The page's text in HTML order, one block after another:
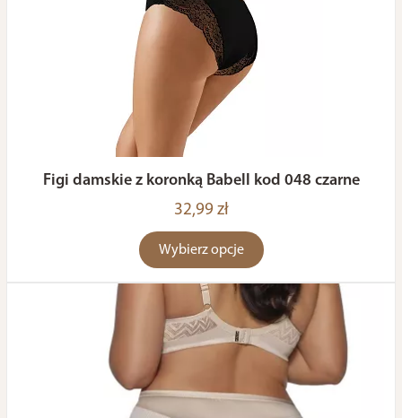
Figi damskie z koronką Babell kod 048 czarne
32,99 zł
Wybierz opcje